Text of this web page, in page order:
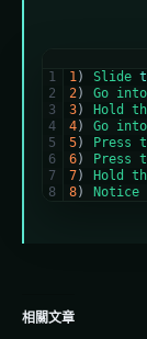
1
2
3
4
5
6
7
8
1) Slide
2) Go into
3) Hold
4) Go into
5) Press
6) Press
7) Hold
8) Notice
相關文章